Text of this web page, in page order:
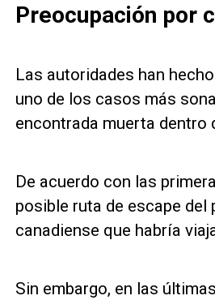
Preocupación por
Las autoridades han
uno de los casos más
encontrada muerta dentro
De acuerdo con las
posible ruta de escape del
canadiense que habría
Sin embargo, en las